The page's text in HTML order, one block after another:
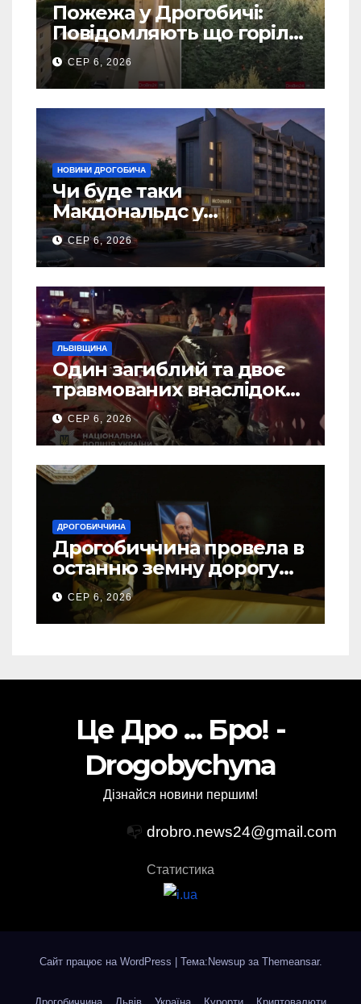
Пожежа у Дрогобичі:
Повідомляють що горіло
5 гаражів (Відео)
СЕР 6, 2026
НОВИНИ ДРОГОБИЧА
Чи буде таки
Макдональдс у
Дрогобичі? (Фото)
СЕР 6, 2026
ЛЬВІВЩИНА
Один загиблий та двоє
травмованих внаслідок
ДТП на Самбірщині
СЕР 6, 2026
ДРОГОБИЧЧИНА
Дрогобиччина провела в
останню земну дорогу
свого Захисника – Олега
Торського
СЕР 6, 2026
Це Дро ... Бро! -
Drogobychyna
Дізнайся новини першим!
📭 drobro.news24@gmail.com
Статистика
Сайт працює на WordPress Тема:Newsup за Themeansar.